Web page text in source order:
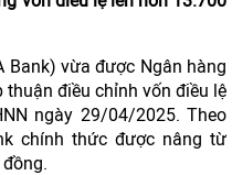
Bank) vừa được Ngân hàng
thuận điều chỉnh vốn điều lệ
ngày 29/04/2025. Theo
chính thức được nâng từ